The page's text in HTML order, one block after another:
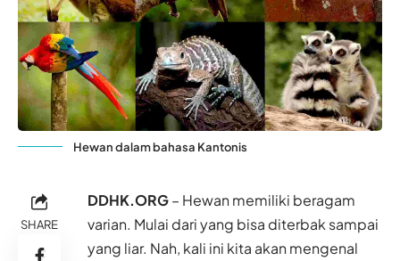
Hewan dalam bahasa Kantonis
SHARE
DDHK.ORG– Hewan memiliki beragam
varian. Mulai dari yang bisa diterbak sampai
yang liar. Nah, kali ini kita akan mengenal